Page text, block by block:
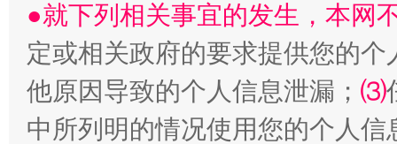
●就下列相关事宜的发生，本网
定或相关政府的要求提供您的个
他原因导致的个人信息泄漏； ⑶
中所列明的情况使用您的个人